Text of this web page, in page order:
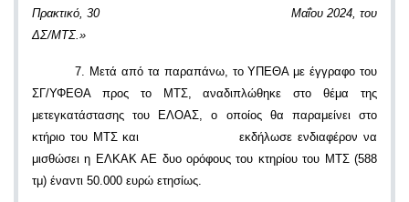
Πρακτικό, 30 Μαΐου 2024, του
ΔΣ/ΜΤΣ.»
7. Μετά από τα παραπάνω, το ΥΠΕΘΑ με έγγραφο του
ΣΓ/ΥΦΕΘΑ προς το ΜΤΣ, αναδιπλώθηκε στο θέμα της
μετεγκατάστασης του ΕΛΟΑΣ, ο οποίος θα παραμείνει στο
κτήριο του ΜΤΣ και εκδήλωσε ενδιαφέρον να
μισθώσει η ΕΛΚΑΚ ΑΕ δυο ορόφους του κτηρίου του ΜΤΣ (588
τμ) έναντι 50.000 ευρώ ετησίως.